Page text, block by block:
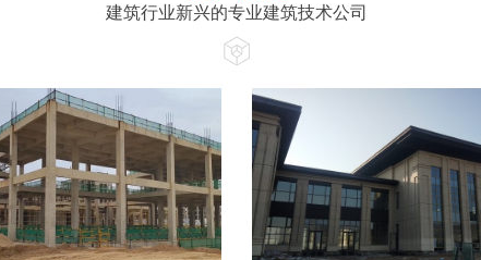
建筑行业新兴的专业建筑技术公司